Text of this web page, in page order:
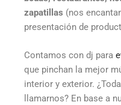
zapatillas (nos
presentación de
Contamos con dj para
que pinchan la mejor
interior y exterior.
llamarnos? En base a